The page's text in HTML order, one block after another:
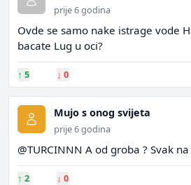
prije 6 godina
Ovde se samo nake istrage vode
bacate Lug u oci?
↑ 5 ↓ 0
Mujo s onog svijeta
prije 6 godina
@TURCINNN A od groba ? Svak
↑ 2 ↓ 0